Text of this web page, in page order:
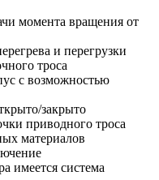
момента вращения от
и перегрузки
троса
с возможностью
закрыто
приводного троса
материалов
имеется система